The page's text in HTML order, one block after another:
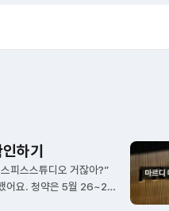
하기
피스스튜디오 거잖아?”
어요. 청약은 5월 26~27
률이 847대 1이었으니 배